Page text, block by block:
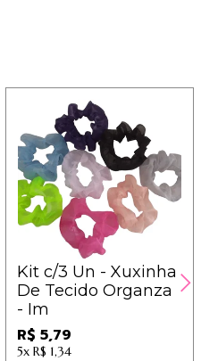
Kit c/3 Un - Xuxinha
De Tecido Organza
- Im
R$ 5,79
5x R$ 1,34